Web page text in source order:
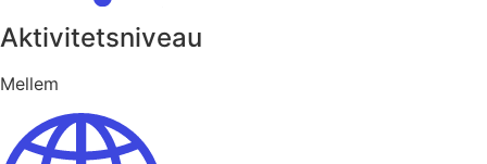
Aktivitetsniveau
Mellem